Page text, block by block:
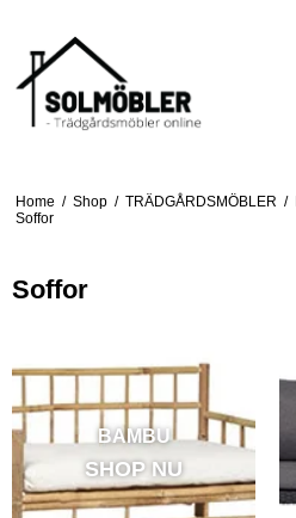
Home / Shop / TRÄDGÅRDSMÖBLER /
Soffor
Soffor
BAMBU
SHOP NU